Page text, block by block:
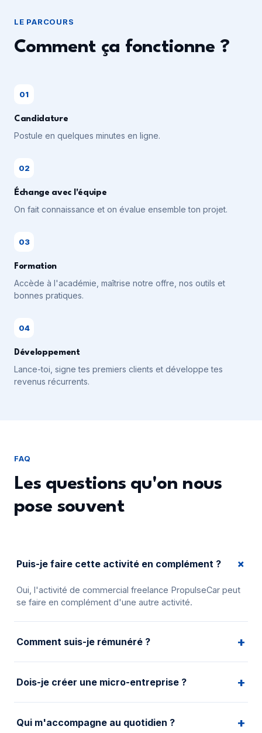
LE PARCOURS
Comment ça fonctionne ?
01
Candidature
Postule en quelques minutes en ligne.
02
Échange avec l'équipe
On fait connaissance et on évalue ensemble ton projet.
03
Formation
Accède à l'académie, maîtrise notre offre, nos outils et
bonnes pratiques.
04
Développement
Lance-toi, signe tes premiers clients et développe tes
revenus récurrents.
FAQ
Les questions qu'on nous
pose souvent
Puis-je faire cette activité en complément ? +
Oui, l'activité de commercial freelance PropulseCar peut
se faire en complément d'une autre activité.
Comment suis-je rémunéré ? +
abonnement, reconduite chaque année tant que le client
précises te sont présentées lors de l'échange avec
notre équipe.
Dois-je créer une micro-entreprise ? +
portage salarial ou équivalent) est nécessaire pour
Qui m'accompagne au quotidien ? +